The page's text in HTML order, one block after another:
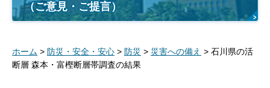
（ご意見・ご提言）
ホーム > 防災・安全・安心 > 防災 > 災害への備え > 石川県の活
断層 森本・富樫断層帯調査の結果